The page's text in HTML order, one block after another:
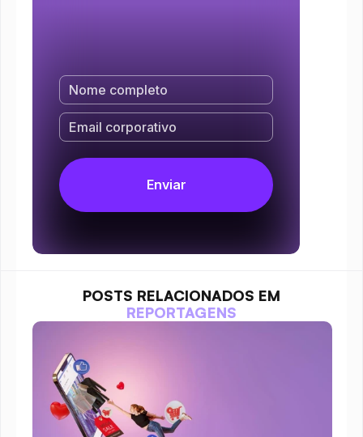
POSTS RELACIONADOS EM
REPORTAGENS